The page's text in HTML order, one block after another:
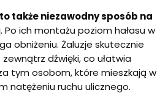
także niezawodny sposób na
. Po ich montażu poziom hałasu w
obniżeniu. Żaluzje skutecznie
dźwięki, co ułatwia
tym osobom, które mieszkają w
natężeniu ruchu ulicznego.